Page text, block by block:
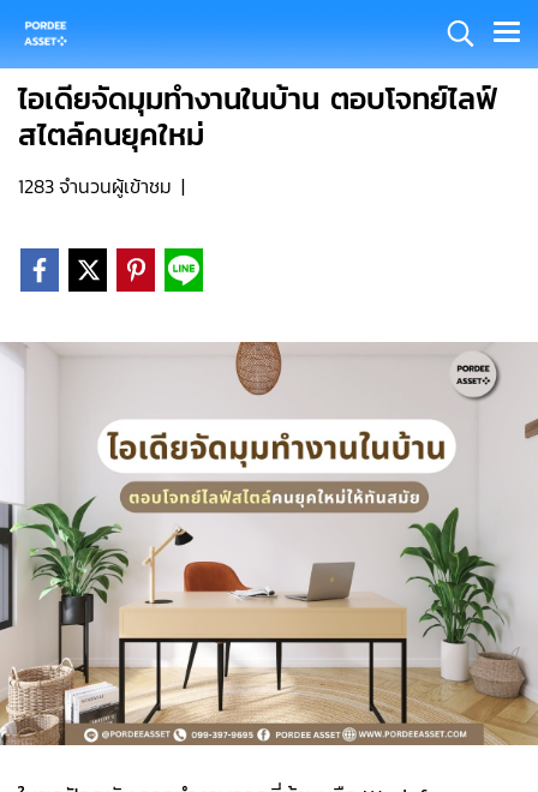
ไอเดียจัดมุมทำงานในบ้าน ตอบโจทย์ไลฟ์
สไตล์คนยุคใหม่
1283 จำนวนผู้เข้าชม |